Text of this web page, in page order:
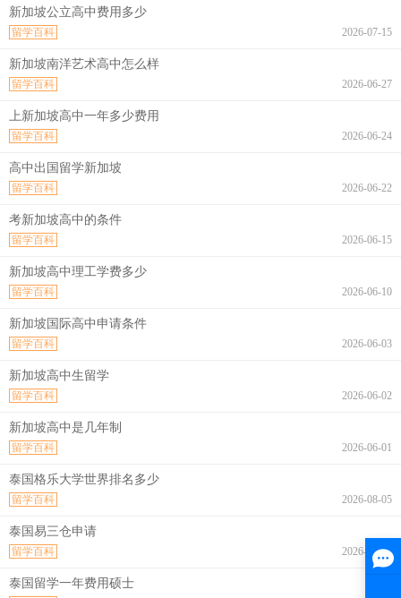
新加坡公立高中费用多少
2026-07-15
留学百科
新加坡南洋艺术高中怎么样
2026-06-27
留学百科
上新加坡高中一年多少费用
2026-06-24
留学百科
高中出国留学新加坡
2026-06-22
留学百科
考新加坡高中的条件
2026-06-15
留学百科
新加坡高中理工学费多少
2026-06-10
留学百科
新加坡国际高中申请条件
2026-06-03
留学百科
新加坡高中生留学
2026-06-02
留学百科
新加坡高中是几年制
2026-06-01
留学百科
泰国格乐大学世界排名多少
2026-08-05
留学百科
泰国易三仓申请
2026-08-05
留学百科
泰国留学一年费用硕士